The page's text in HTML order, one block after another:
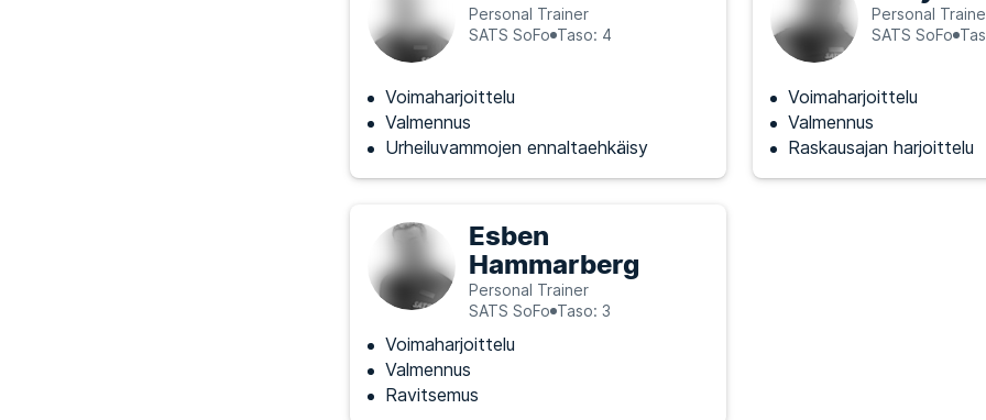
Personal Trainer
SATS SoFo Taso: 4
Voimaharjoittelu
Valmennus
Urheiluvammojen ennaltaehkäisy
Personal
SATS SoFo
Voimaharjoittelu
Valmennus
Raskausajan harjoittelu
Esben
Hammarberg
Personal Trainer
SATS SoFo Taso: 3
Voimaharjoittelu
Valmennus
Ravitsemus